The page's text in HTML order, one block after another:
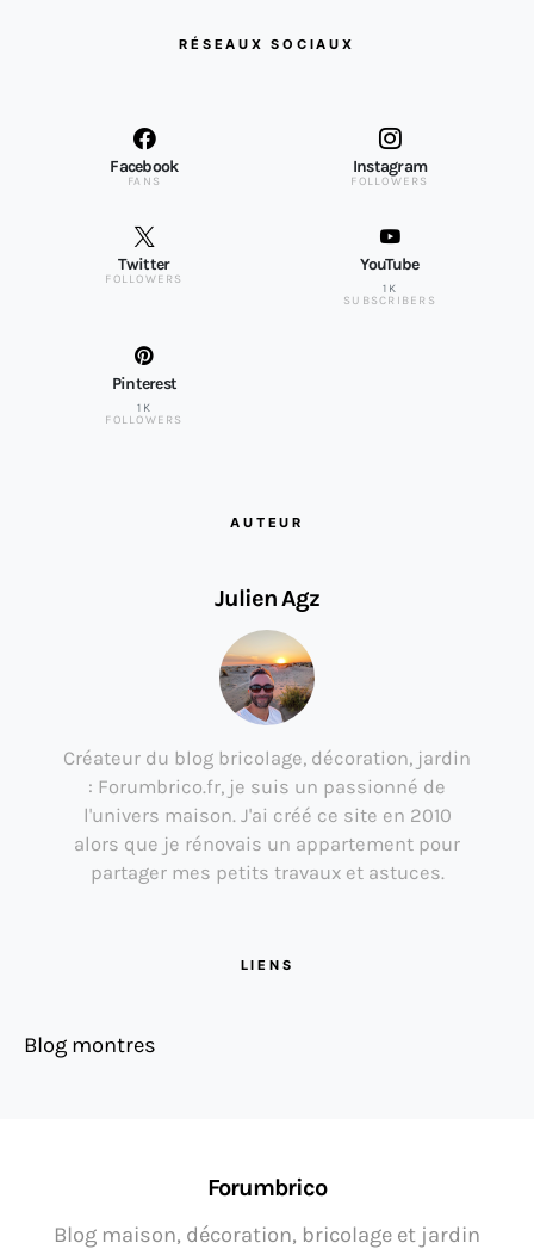
RÉSEAUX SOCIAUX
Facebook
FANS
Instagram
FOLLOWERS
Twitter
FOLLOWERS
YouTube
1K
SUBSCRIBERS
Pinterest
1K
FOLLOWERS
AUTEUR
Julien Agz
Créateur du blog bricolage, décoration, jardin
: Forumbrico.fr, je suis un passionné de
l'univers maison. J'ai créé ce site en 2010
alors que je rénovais un appartement pour
partager mes petits travaux et astuces.
LIENS
Blog montres
Forumbrico
Blog maison, décoration, bricolage et jardin